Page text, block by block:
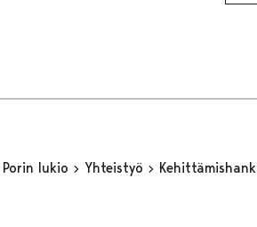
Porin lukio Yhteistyö